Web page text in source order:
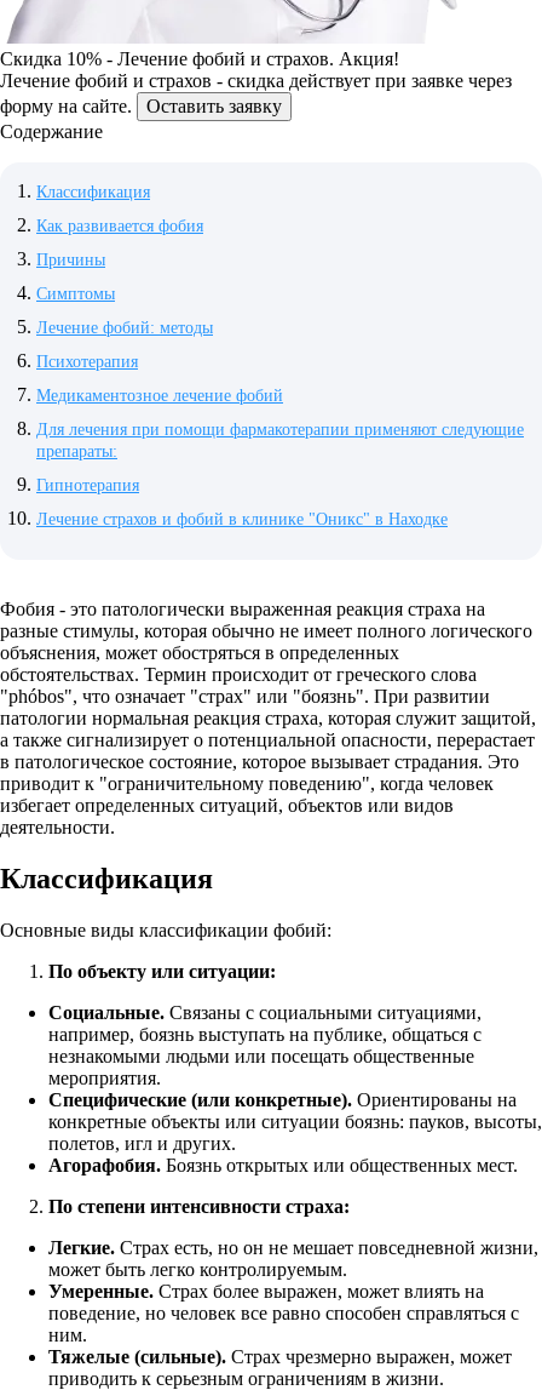
Скидка 10% - Лечение фобий и страхов. Акция!
Лечение фобий и страхов - скидка действует при заявке через
форму на сайте.
Оставить заявку
Содержание
Классификация
Как развивается фобия
Причины
Симптомы
Лечение фобий: методы
Психотерапия
Медикаментозное лечение фобий
Для лечения при помощи фармакотерапии применяют следующие
препараты:
Гипнотерапия
Лечение страхов и фобий в клинике "Оникс" в Находке
Фобия - это патологически выраженная реакция страха на
разные стимулы, которая обычно не имеет полного логического
объяснения, может обостряться в определенных
обстоятельствах. Термин происходит от греческого слова
"phóbos", что означает "страх" или "боязнь". При развитии
патологии нормальная реакция страха, которая служит защитой,
а также сигнализирует о потенциальной опасности, перерастает
в патологическое состояние, которое вызывает страдания. Это
приводит к "ограничительному поведению", когда человек
избегает определенных ситуаций, объектов или видов
деятельности.
Классификация
Основные виды классификации фобий:
По объекту или ситуации:
Социальные. Связаны с социальными ситуациями,
например, боязнь выступать на публике, общаться с
незнакомыми людьми или посещать общественные
мероприятия.
Специфические (или конкретные). Ориентированы на
конкретные объекты или ситуации боязнь: пауков, высоты,
полетов, игл и других.
Агорафобия. Боязнь открытых или общественных мест.
По степени интенсивности страха:
Легкие. Страх есть, но он не мешает повседневной жизни,
может быть легко контролируемым.
Умеренные. Страх более выражен, может влиять на
поведение, но человек все равно способен справляться с
ним.
Тяжелые (сильные). Страх чрезмерно выражен, может
приводить к серьезным ограничениям в жизни.